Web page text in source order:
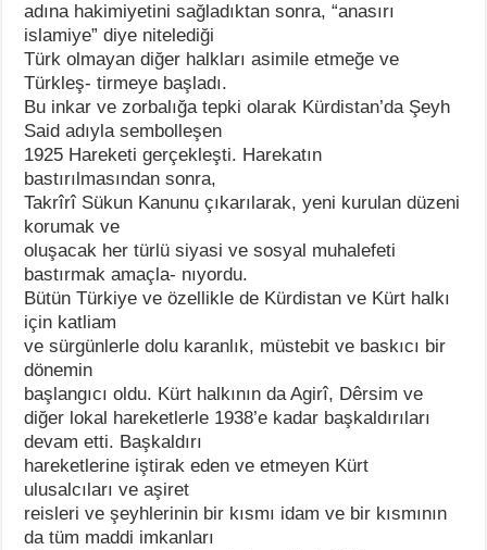
adına hakimiyetini sağladıktan sonra, “anasırı
islamiye” diye nitelediği
Türk olmayan diğer halkları asimile etmeğe ve
Türkleş- tirmeye başladı.
Bu inkar ve zorbalığa tepki olarak Kürdistan’da Şeyh
Said adıyla sembolleşen
1925 Hareketi gerçekleşti. Harekatın
bastırılmasından sonra,
Takrîrî Sükun Kanunu çıkarılarak, yeni kurulan düzeni
korumak ve
oluşacak her türlü siyasi ve sosyal muhalefeti
bastırmak amaçla- nıyordu.
Bütün Türkiye ve özellikle de Kürdistan ve Kürt halkı
için katliam
ve sürgünlerle dolu karanlık, müstebit ve baskıcı bir
dönemin
başlangıcı oldu. Kürt halkının da Agirî, Dêrsim ve
diğer lokal hareketlerle 1938’e kadar başkaldırıları
devam etti. Başkaldırı
hareketlerine iştirak eden ve etmeyen Kürt
ulusalcıları ve aşiret
reisleri ve şeyhlerinin bir kısmı idam ve bir kısmının
da tüm maddi imkanları